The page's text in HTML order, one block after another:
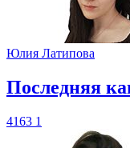
Юлия Латипова
​Последняя
4163 1